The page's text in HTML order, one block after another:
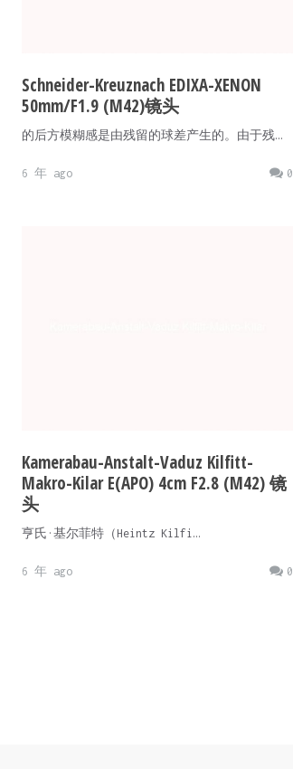
Schneider-Kreuznach EDIXA-XENON
50mm/F1.9 (M42)镜头
的后方模糊感是由残留的球差产生的。由于残…
0
6 年 ago
Kamerabau-Anstalt-Vaduz Kilfitt-
Makro-Kilar E(APO) 4cm F2.8 (M42) 镜
头
亨氏·基尔菲特（Heintz Kilfi…
0
6 年 ago